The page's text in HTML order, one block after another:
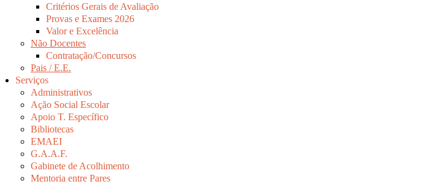
Critérios Gerais de Avaliação
Provas e Exames 2026
Valor e Excelência
Não Docentes
Contratação/Concursos
Pais / E.E.
Serviços
Administrativos
Ação Social Escolar
Apoio T. Específico
Bibliotecas
EMAEI
G.A.A.F.
Gabinete de Acolhimento
Mentoria entre Pares